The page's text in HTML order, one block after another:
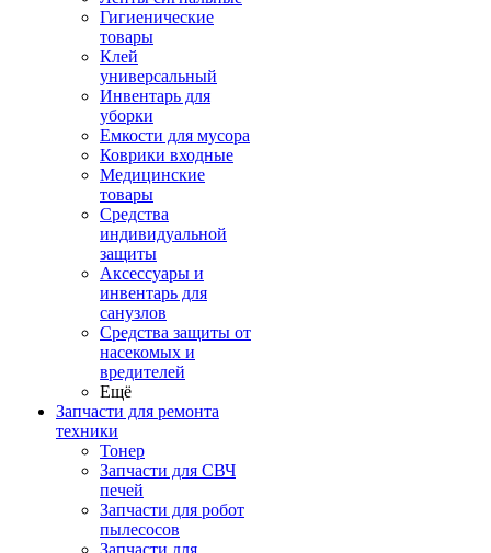
Гигиенические
товары
Клей
универсальный
Инвентарь для
уборки
Емкости для мусора
Коврики входные
Медицинские
товары
Средства
индивидуальной
защиты
Аксессуары и
инвентарь для
санузлов
Средства защиты от
насекомых и
вредителей
Ещё
Запчасти для ремонта
техники
Тонер
Запчасти для СВЧ
печей
Запчасти для робот
пылесосов
Запчасти для